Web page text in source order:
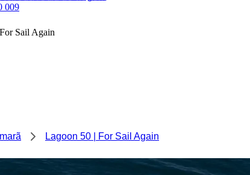
009
Sail Again
Lagoon 50 | For Sail Again